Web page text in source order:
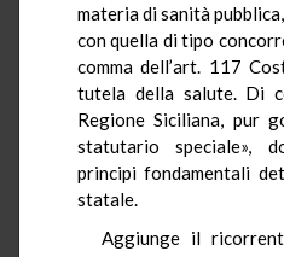
materia di sanità
con quella di tipo
comma dell’art. 117
tutela della salute. Di
Regione Siciliana, pur
statutario speciale»,
principi fondamentali
statale.
Aggiunge il